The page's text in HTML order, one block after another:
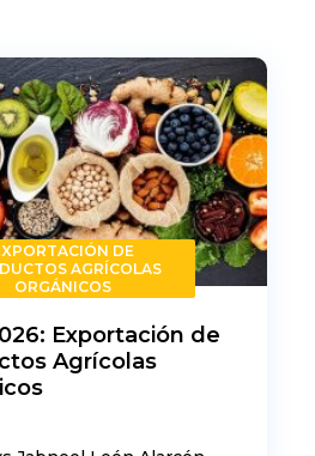
DE
AGRÍCOLAS
ORGÁNICOS
Exportación de
Agrícolas